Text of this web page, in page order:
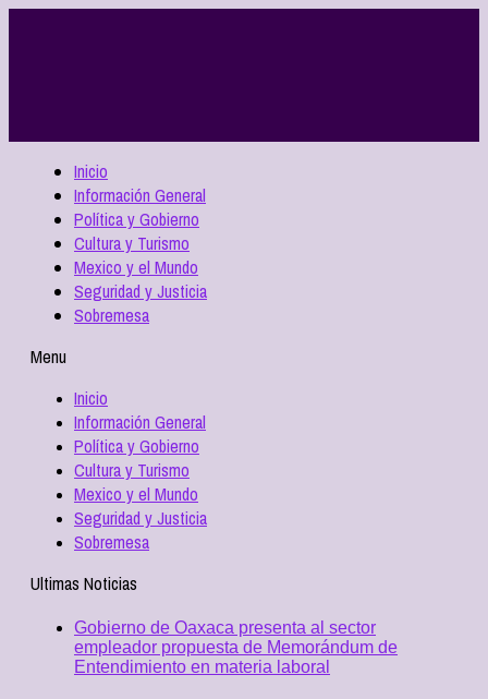
Inicio
Información General
Política y Gobierno
Cultura y Turismo
Mexico y el Mundo
Seguridad y Justicia
Sobremesa
Menu
Inicio
Información General
Política y Gobierno
Cultura y Turismo
Mexico y el Mundo
Seguridad y Justicia
Sobremesa
Ultimas Noticias
Gobierno de Oaxaca presenta al sector
empleador propuesta de Memorándum de
Entendimiento en materia laboral